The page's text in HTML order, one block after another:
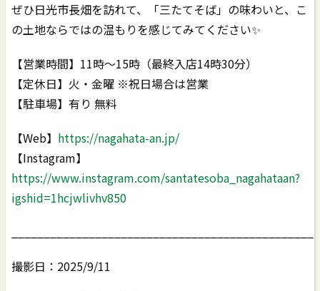
ぜひ日光市長畑を訪れて、「三たてそば」の味わいと、こ
の土地ならではの温もりを感じてみてください✨
【営業時間】11時～15時（最終入店14時30分）
【定休日】火・金曜 ※祝日場合は営業
【駐車場】有り 無料
【Web】 https://nagahata-an.jp/
【Instagram】
https://www.instagram.com/santatesoba_nagahataan?
igshid=1hcjwlivhv850
撮影日：2025/9/11